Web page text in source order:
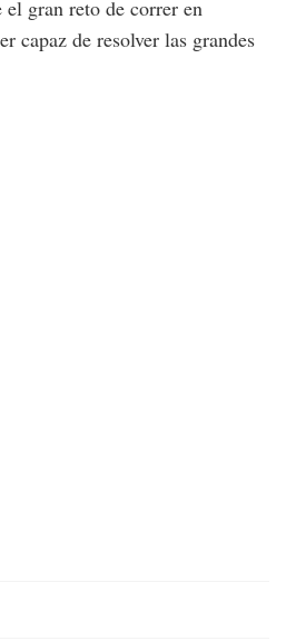
gran reto de correr en
capaz de resolver las grandes